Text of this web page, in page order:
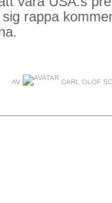
rappa
AV CARL OLOF